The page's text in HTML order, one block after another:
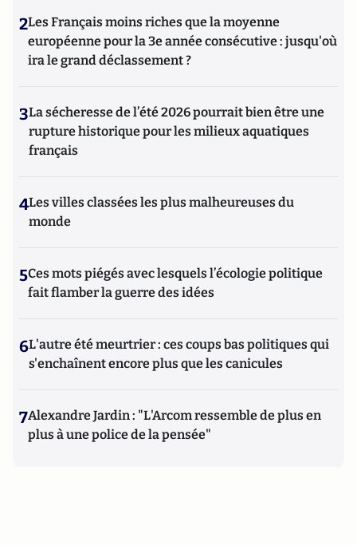
2Les Français moins riches que la moyenne
européenne pour la 3e année consécutive : jusqu'où
ira le grand déclassement ?
3La sécheresse de l’été 2026 pourrait bien être une
rupture historique pour les milieux aquatiques
français
4Les villes classées les plus malheureuses du
monde
5Ces mots piégés avec lesquels l’écologie politique
fait flamber la guerre des idées
6L'autre été meurtrier : ces coups bas politiques qui
s'enchaînent encore plus que les canicules
7Alexandre Jardin : "L'Arcom ressemble de plus en
plus à une police de la pensée"